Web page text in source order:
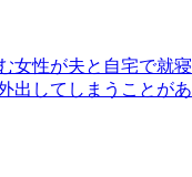
女性が夫と自宅で就寝
出してしまうことがあ